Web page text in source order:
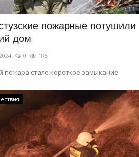
пожарные потушили
дом
0 185
пожара стало короткое замыкание.